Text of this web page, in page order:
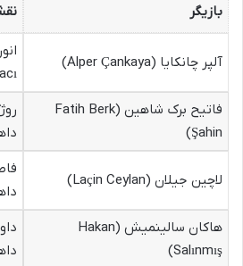
بازیگر
آلپر چانکایا (Alper Çankaya)
فاتیح برک شاهین (Fatih Berk
Şahin)
لاچین جیلان (Laçin Ceylan)
هاکان سالینمیش (Hakan
Salınmış)